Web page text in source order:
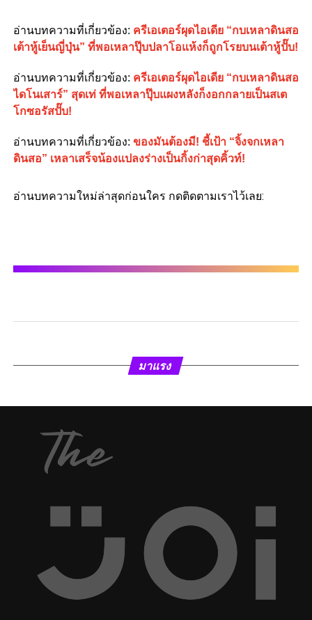
อ่านบทความที่เกี่ยวข้อง: ครีเอเตอร์ผุดไอเดีย “กบเหลาดินสอ
เต้าหู้เย็นญี่ปุ่น” ที่พอเหลาปุ๊บปลาโอแห้งก็ถูกโรยบนเต้าหู้ปั๊บ!
อ่านบทความที่เกี่ยวข้อง: ครีเอเตอร์ผุดไอเดีย “กบเหลาดินสอ
ไดโนเสาร์” สุดเท่ ที่พอเหลาปุ๊บแผงหลังก็งอกกลายเป็นสเต
โกซอรัสปั๊บ!
อ่านบทความที่เกี่ยวข้อง: ของมันต้องมี! ชี้เป้า “จิ้งจกเหลา
ดินสอ” เหลาเสร็จน้องแปลงร่างเป็นกิ้งก่าสุดคิ้วท์!
อ่านบทความใหม่ล่าสุดก่อนใคร กดติดตามเราไว้เลย:
มาแรง